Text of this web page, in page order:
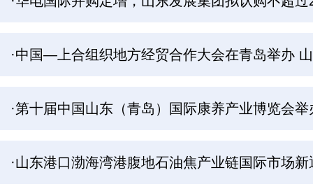
·中国—上合组织地方经贸合作大会在青岛举办
·第十届中国山东（青岛）国际康养产业博览会
·山东港口渤海湾港腹地石油焦产业链国际市场